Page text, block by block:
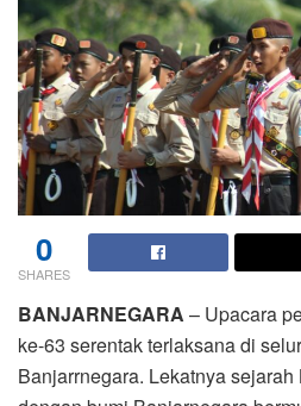
0
SHARES
BANJARNEGARA – Upacara
ke-63 serentak terlaksana di
Banjarrnegara. Lekatnya